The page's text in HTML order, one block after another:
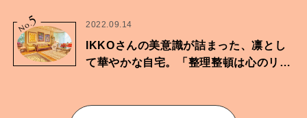
No.
5 2022.09.14
IKKOさんの美意識が詰まった、凛とし
て華やかな自宅。「整理整頓は心のリズ